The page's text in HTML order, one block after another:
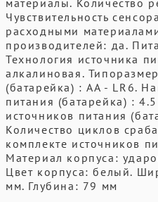
материалы. Количество
Чувствительность
расходными
производителей: да.
Технология источника
алкалиновая.
(батарейка) : AA - LR6.
питания (батарейка) :
источников питания
Количество циклов
комплекте источников
Материал корпуса:
Цвет корпуса: белый.
мм. Глубина: 79 мм